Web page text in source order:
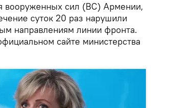
вооруженных сил (ВС) Армении,
суток 20 раз нарушили
направлениям линии фронта.
сайте министерства